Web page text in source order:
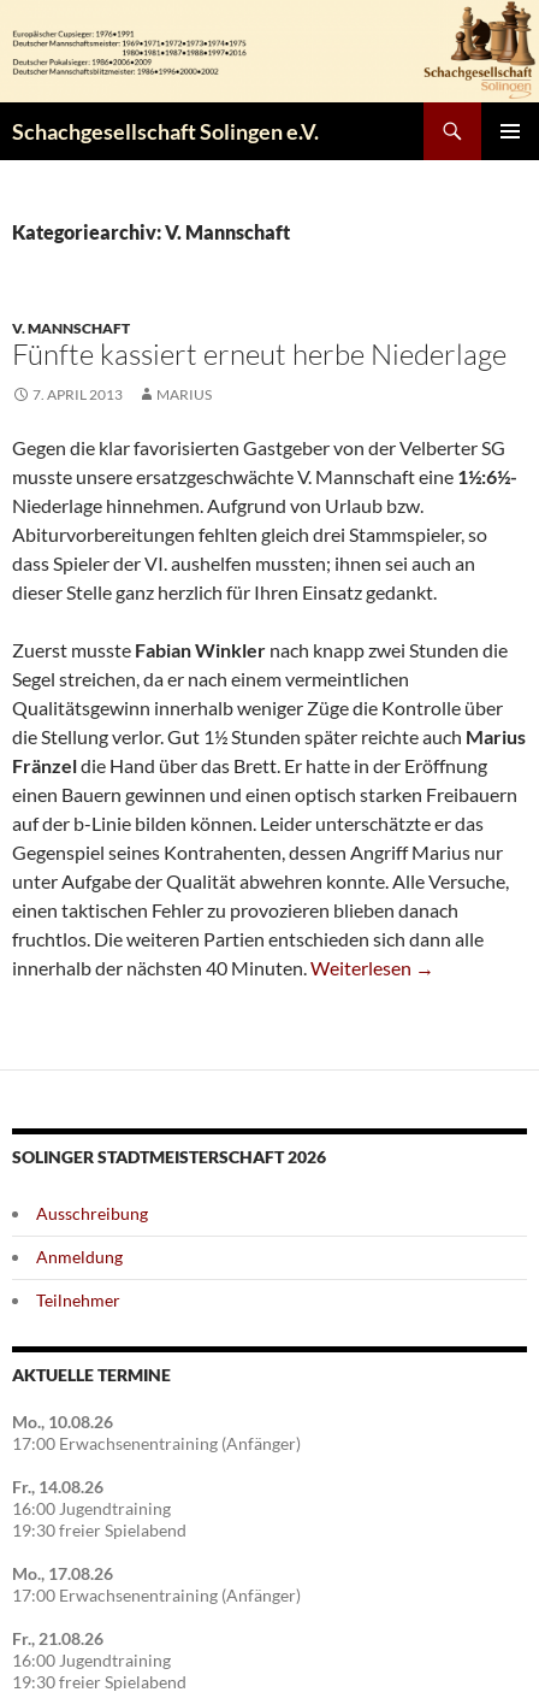
Inhalt
springen
Schachgesellschaft Solingen e.V.
Kategoriearchiv: V. Mannschaft
V. MANNSCHAFT
Fünfte kassiert erneut herbe Niederlage
7. APRIL 2013 MARIUS
Gegen die klar favorisierten Gastgeber von der Velberter SG
musste unsere ersatzgeschwächte V. Mannschaft eine 1½:6½-
Niederlage hinnehmen. Aufgrund von Urlaub bzw.
Abiturvorbereitungen fehlten gleich drei Stammspieler, so
dass Spieler der VI. aushelfen mussten; ihnen sei auch an
dieser Stelle ganz herzlich für Ihren Einsatz gedankt.
Zuerst musste Fabian Winkler nach knapp zwei Stunden die
Segel streichen, da er nach einem vermeintlichen
Qualitätsgewinn innerhalb weniger Züge die Kontrolle über
die Stellung verlor. Gut 1½ Stunden später reichte auch Marius
Fränzeldie Hand über das Brett. Er hatte in der Eröffnung
einen Bauern gewinnen und einen optisch starken Freibauern
auf der b-Linie bilden können. Leider unterschätzte er das
Gegenspiel seines Kontrahenten, dessen Angriff Marius nur
unter Aufgabe der Qualität abwehren konnte. Alle Versuche,
einen taktischen Fehler zu provozieren blieben danach
fruchtlos. Die weiteren Partien entschieden sich dann alle
innerhalb der nächsten 40 Minuten.Fünfte Kassiert Erneut
Weiterlesen →
SOLINGER STADTMEISTERSCHAFT 2026
Ausschreibung
Anmeldung
Teilnehmer
AKTUELLE TERMINE
Mo., 10.08.26
17:00 Erwachsenentraining (Anfänger)
Fr., 14.08.26
16:00 Jugendtraining
19:30 freier Spielabend
Mo., 17.08.26
17:00 Erwachsenentraining (Anfänger)
Fr., 21.08.26
16:00 Jugendtraining
19:30 freier Spielabend